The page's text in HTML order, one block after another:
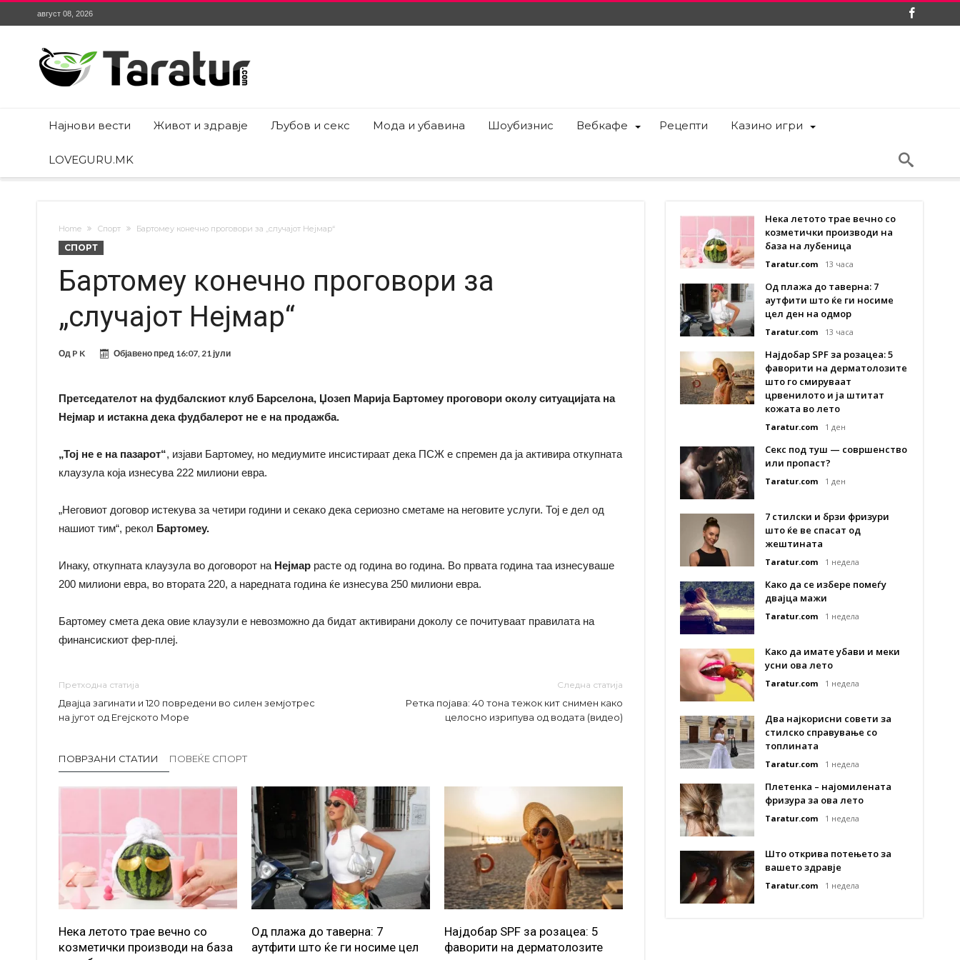
август 08, 2026
Најнови вести Живот и здравје Љубов и секс Мода и убавина Шоубизнис Вебкафе Рецепти Казино игри
LOVEGURU.MK
Home Спорт Бартомеу конечно проговори за „случајот Нејмар“
СПОРТ
Бартомеу конечно проговори за
„случајот Нејмар“
Од P K Објавено пред 16:07, 21 јули
Претседателот на фудбалскиот клуб Барселона, Џозеп Марија Бартомеу проговори околу ситуацијата на
Нејмар и истакна дека фудбалерот не е на продажба.
„Тој не е на пазарот“, изјави Бартомеу, но медиумите инсистираат дека ПСЖ е спремен да ја активира откупната
клаузула која изнесува 222 милиони евра.
„Неговиот договор истекува за четири години и секако дека сериозно сметаме на неговите услуги. Тој е дел од
нашиот тим“, рекол Бартомеу.
Инаку, откупната клаузула во договорот на Нејмар расте од година во година. Во првата година таа изнесуваше
200 милиони евра, во втората 220, а наредната година ќе изнесува 250 милиони евра.
Бартомеу смета дека овие клаузули е невозможно да бидат активирани доколу се почитуваат правилата на
финансискиот фер-плеј.
Претходна статија
Двајца загинати и 120 повредени во силен земјотрес
на југот од Егејското Море
Следна статија
Ретка појава: 40 тона тежок кит снимен како
целосно изрипува од водата (видео)
ПОВРЗАНИ СТАТИИ ПОВЕЌЕ СПОРТ
Нека летото трае вечно со
козметички производи на база
Од плажа до таверна: 7
аутфити што ќе ги носиме цел
Најдобар SPF за розацеа: 5
фаворити на дерматолозите
Нека летото трае вечно со
козметички производи на
база на лубеница
Taratur.com 13 часа
Од плажа до таверна: 7
аутфити што ќе ги носиме
цел ден на одмор
Taratur.com 13 часа
Најдобар SPF за розацеа: 5
фаворити на дерматолозите
што го смируваат
црвенилото и ја штитат
кожата во лето
Taratur.com 1 ден
Секс под туш — совршенство
или пропаст?
Taratur.com 1 ден
7 стилски и брзи фризури
што ќе ве спасат од
жештината
Taratur.com 1 недела
Како да се избере помеѓу
двајца мажи
Taratur.com 1 недела
Како да имате убави и меки
усни ова лето
Taratur.com 1 недела
Два најкорисни совети за
стилско справување со
топлината
Taratur.com 1 недела
Плетенка – најомилената
фризура за ова лето
Taratur.com 1 недела
Што открива потењето за
вашето здравје
Taratur.com 1 недела